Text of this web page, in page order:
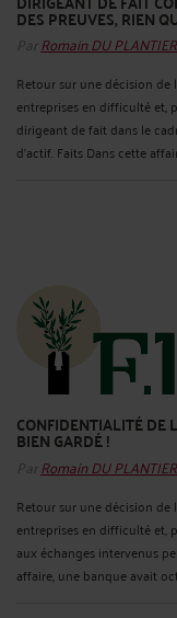
DES PREUVES, RIEN
Par Romain DU PLANTIER
Retour sur une décision
entreprises en difficulté et,
dirigeant de fait dans le
d’actif. Faits Dans cette
CONFIDENTIALITÉ DE
BIEN GARDÉ !
Par Romain DU PLANTIER
Retour sur une décision
entreprises en difficulté et,
aux échanges intervenus
affaire, une banque avait